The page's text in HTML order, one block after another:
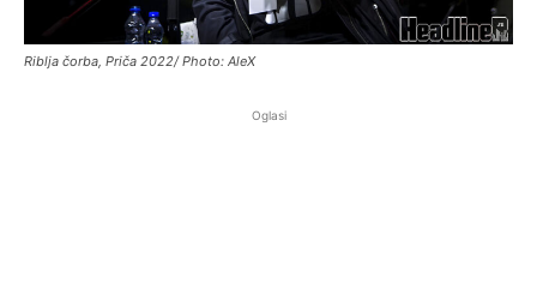
Riblja čorba, Priča 2022/ Photo: AleX
Oglasi